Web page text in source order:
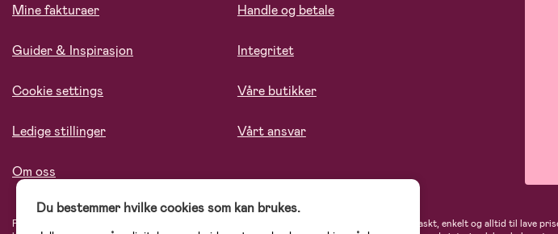
Mine fakturaer
Guider & Inspirasjon
Cookie settings
Ledige stillinger
Om oss
Handle og betale
Integritet
Våre butikker
Vårt ansvar
På Jollyroom.no finner du et stort utvalg av produkter til barnefamilien. Hos oss handler du raskt, enkelt og alltid til lave
Du bestemmer hvilke cookies som kan brukes.